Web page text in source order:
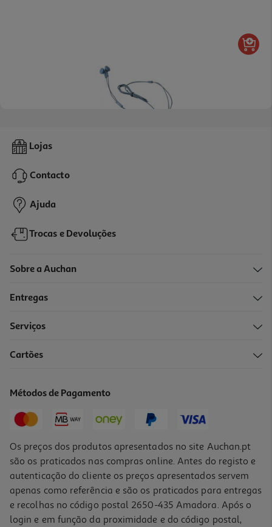
Auriculares Qilive Q.1666 Azul C/micro
3,99 €
Lojas
Contacto
Ajuda
Trocas e Devoluções
Sobre a Auchan
Entregas
Serviços
Cartões
Métodos de Pagamento
Os preços dos produtos apresentados no site Auchan.pt
são os praticados nas compras online. Antes do registo e
autenticação do cliente os preços apresentados servem
apenas como referência e são os praticados para entregas
e recolhas no código postal 2650-435 Amadora. Após o
login e em função da proximidade e do código postal,